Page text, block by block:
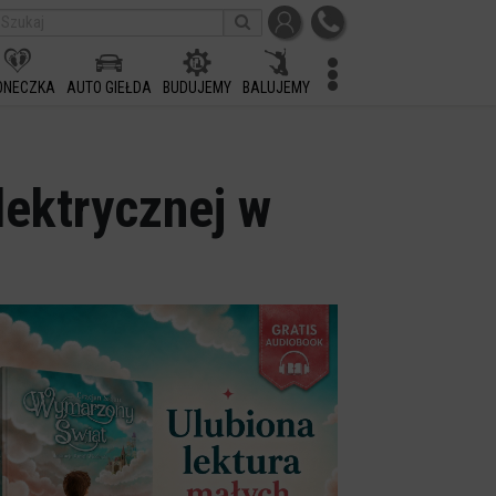
AUTO GIEŁDA BUDUJEMY BALUJEMY
w